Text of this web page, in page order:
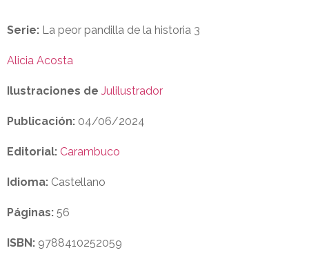
Serie: La peor pandilla de la historia 3
Alicia Acosta
Ilustraciones de Julilustrador
Publicación: 04/06/2024
Editorial: Carambuco
Idioma: Castellano
Páginas: 56
ISBN: 9788410252059